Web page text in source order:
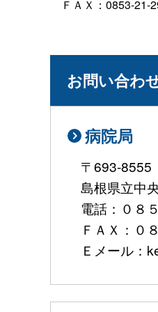
ＦＡＸ：0853-21-
お問い合わ
病院局
〒693-8555
島根県立中
電話：０８
ＦＡＸ：０
Ｅメール：